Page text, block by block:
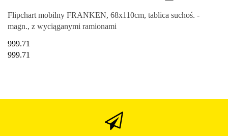
Flipchart mobilny FRANKEN, 68x110cm, tablica suchoś. -
magn., z wyciąganymi ramionami
999.71
999.71